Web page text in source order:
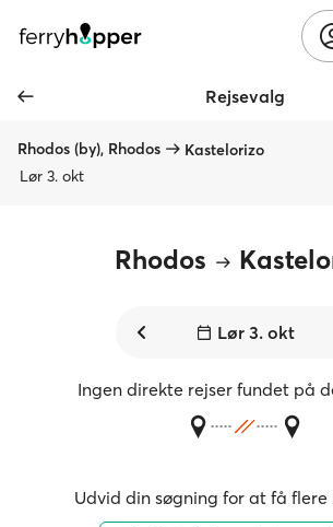
Rejsevalg
Rhodos (by), Rhodos
Kastelorizo
Lør 3. okt
Rhodos
Lør 3. okt
Ingen direkte rejser fundet på
Udvid din søgning for at få